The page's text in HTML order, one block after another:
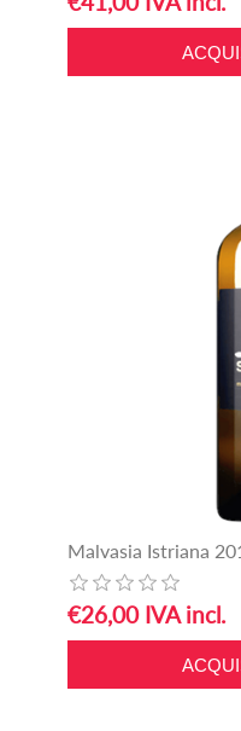
Malvasia Istriana
€26,00 IVA incl.